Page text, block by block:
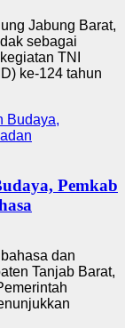
Jabung Barat,
sebagai
TNI
ke-124 tahun
Pemkab
dan
Tanjab Barat,